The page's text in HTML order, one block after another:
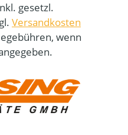
gesetzl.
Versandkosten
wenn